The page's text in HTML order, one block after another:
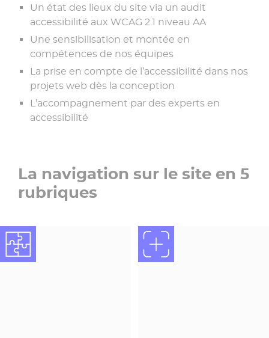
Un état des lieux du site via un audit
accessibilité aux WCAG 2.1 niveau AA
Une sensibilisation et montée en
compétences de nos équipes
La prise en compte de l’accessibilité dans nos
projets web dès la conception
L’accompagnement par des experts en
accessibilité
La navigation sur le site en 5
rubriques